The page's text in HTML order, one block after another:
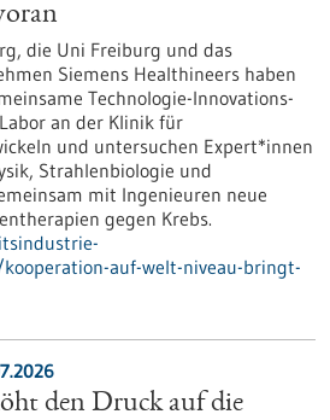
die Uni Freiburg und das
Siemens Healthineers haben
Technologie-Innovations-
an der Klinik für
und untersuchen Expert*innen
Strahlenbiologie und
mit Ingenieuren neue
gegen Krebs.
auf-welt-niveau-bringt-
den Druck auf die